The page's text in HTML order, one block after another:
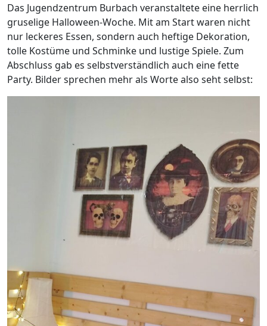
Das Jugendzentrum Burbach veranstaltete eine herrlich
gruselige Halloween-Woche. Mit am Start waren nicht
nur leckeres Essen, sondern auch heftige Dekoration,
tolle Kostüme und Schminke und lustige Spiele. Zum
Abschluss gab es selbstverständlich auch eine fette
Party. Bilder sprechen mehr als Worte also seht selbst: